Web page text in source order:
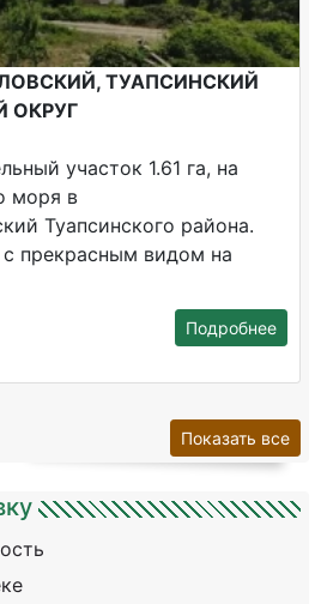
ТУАПСИНСКИЙ
ОКРУГ
участок 1.61 га, на
моря в
Туапсинского района.
прекрасным видом на
Подробнее
Показать все